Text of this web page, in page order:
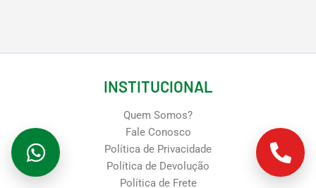
INSTITUCIONAL
Quem Somos?
Fale Conosco
Política de Privacidade
Política de Devolução
Política de Frete